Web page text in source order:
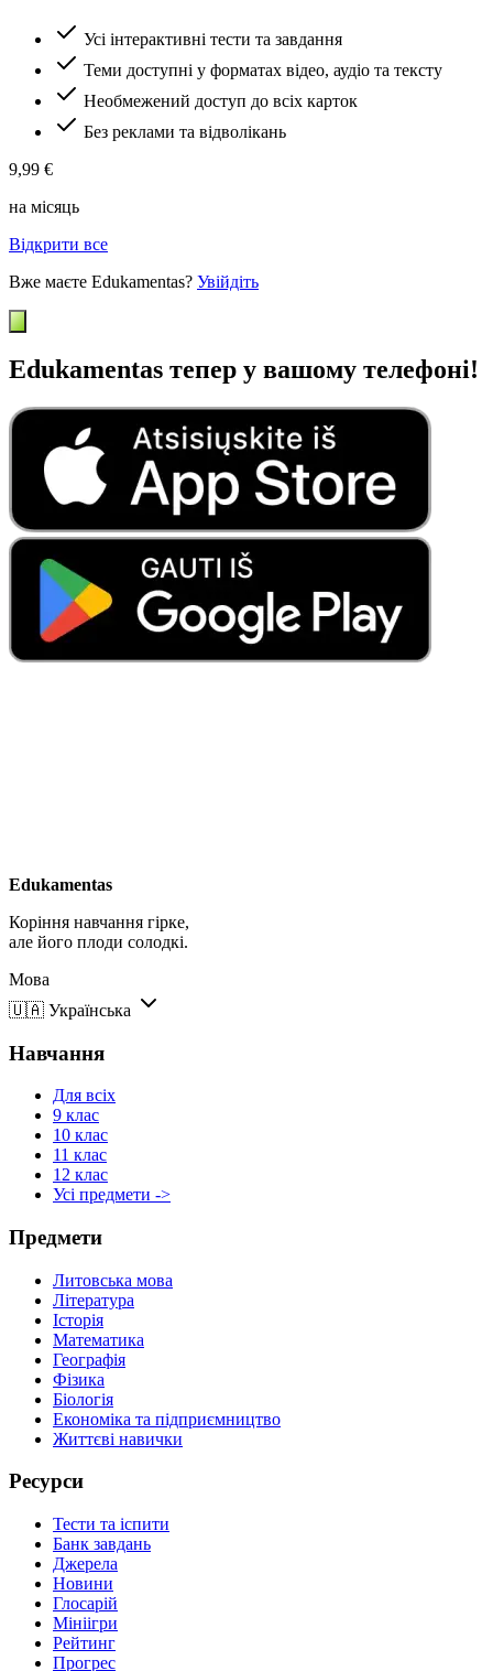
Усі інтерактивні тести та завдання
Теми доступні у форматах відео, аудіо та тексту
Необмежений доступ до всіх карток
Без реклами та відволікань
9,99 €
на місяць
Відкрити все
Вже маєте Edukamentas? Увійдіть
Edukamentas тепер у вашому телефоні!
Edukamentas
Коріння навчання гірке,
але його плоди солодкі.
Мова
🇺🇦 Українська
Навчання
Для всіх
9 клас
10 клас
11 клас
12 клас
Усі предмети ->
Предмети
Литовська мова
Література
Історія
Математика
Географія
Фізика
Біологія
Економіка та підприємництво
Життєві навички
Ресурси
Тести та іспити
Банк завдань
Джерела
Новини
Глосарій
Мініігри
Рейтинг
Прогрес